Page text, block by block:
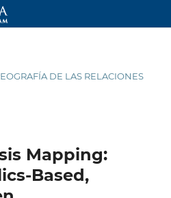
DE LAS RELACIONES
Mapping:
Based,